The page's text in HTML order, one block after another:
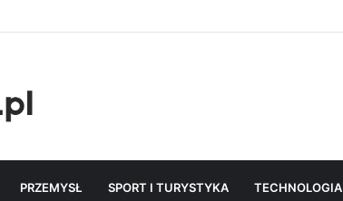
PRZEMYSŁ SPORT I TURYSTYKA TECHNOLOGIA